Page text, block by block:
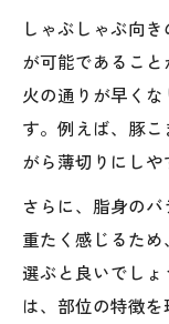
しゃぶしゃぶ向
が可能であるこ
火の通りが早く
す。例えば、豚
がら薄切りにしや
さらに、脂身の
重たく感じるた
選ぶと良いでし
は、部位の特徴